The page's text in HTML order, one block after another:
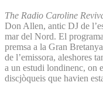
The Radio Caroline
Don Allen, antic DJ de
mar del Nord. El
premsa a la Gran
de l’emissora, aleshores
a un estudi londinenc, on
discjòqueis que havien